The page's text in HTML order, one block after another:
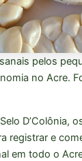
pelos
no Acre.
D’Colônia,
registrar e
em todo o